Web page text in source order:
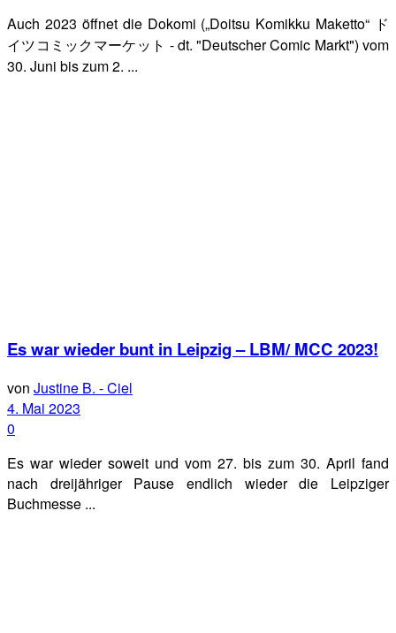
Auch 2023 öffnet die Dokomi („Doitsu Komikku Maketto“ ド
イツコミックマーケット - dt. "Deutscher Comic Markt") vom
30. Juni bis zum 2. ...
Es war wieder bunt in Leipzig – LBM/ MCC 2023!
von Justine B. - Ciel
4. Mai 2023
0
Es war wieder soweit und vom 27. bis zum 30. April fand
nach dreijähriger Pause endlich wieder die Leipziger
Buchmesse ...